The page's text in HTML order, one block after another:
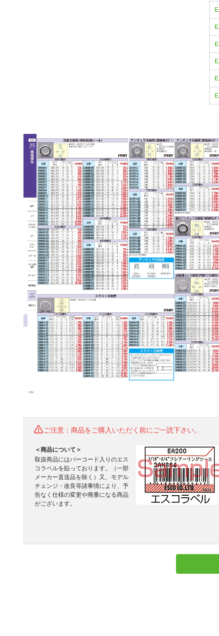
ご注意：商品をご購入いただく前にご一読下さい。
＜商品について＞
取扱商品にはバーコード入りのエス
コラベルを貼っております。（一部
メーカー直送品を除く）又、モデル
チェンジ・改良等諸事情により、予
告なく仕様の変更や廃番になる商品
がございます。